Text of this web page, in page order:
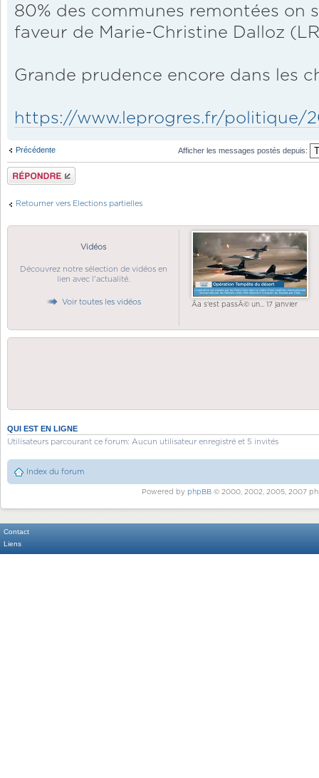
80% des communes remontées on
faveur de Marie-Christine Dalloz
Grande prudence encore dans les
https://www.leprogres.fr/politique/
Précédente Afficher les messages postés depuis:
Répondre
Retourner vers Elections partielles
Vidéos
Découvrez notre sélection de vidéos en
lien avec l'actualité.
Voir toutes les vidéos Ãa s'est passÃ© un... 17 janvier
QUI EST EN LIGNE
Utilisateurs parcourant ce forum: Aucun utilisateur enregistré et 5 invités
Index du forum
Powered by phpBB© 2000, 2002, 2005, 2007
Contact
Liens